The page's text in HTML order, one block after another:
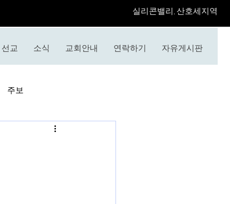
​실리콘밸리, 산호세지역
선교 소식 교회안내 연락하기 자유게시판
주보